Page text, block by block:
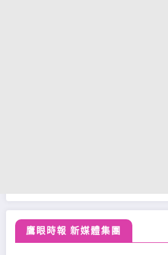
鷹眼時報 新媒體集團